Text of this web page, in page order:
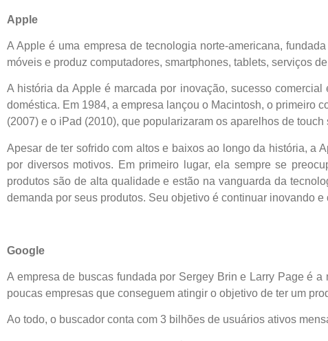
Apple
A Apple é uma empresa de tecnologia norte-americana,
móveis e produz computadores, smartphones, tablets, serviços
A história da Apple é marcada por inovação, sucesso
doméstica. Em 1984, a empresa lançou o Macintosh, o primeiro
(2007) e o iPad (2010), que popularizaram os aparelhos de touch
Apesar de ter sofrido com altos e baixos ao longo da história, a
por diversos motivos. Em primeiro lugar, ela sempre se
produtos são de alta qualidade e estão na vanguarda da
demanda por seus produtos. Seu objetivo é continuar inovando
Google
A empresa de buscas fundada por Sergey Brin e Larry Page é
poucas empresas que conseguem atingir o objetivo de ter um
Ao todo, o buscador conta com 3 bilhões de usuários ativos